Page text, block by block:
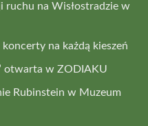
ruchu na Wisłostradzie w
na każdą kieszeń
otwarta w ZODIAKU
Rubinstein w Muzeum